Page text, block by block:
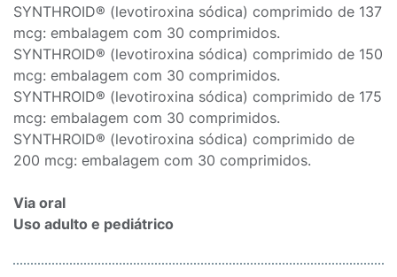
SYNTHROID® (levotiroxina sódica) comprimido de 137
mcg: embalagem com 30 comprimidos.
SYNTHROID® (levotiroxina sódica) comprimido de 150
mcg: embalagem com 30 comprimidos.
SYNTHROID® (levotiroxina sódica) comprimido de 175
mcg: embalagem com 30 comprimidos.
SYNTHROID® (levotiroxina sódica) comprimido de
200 mcg: embalagem com 30 comprimidos.
Via oral
Uso adulto e pediátrico